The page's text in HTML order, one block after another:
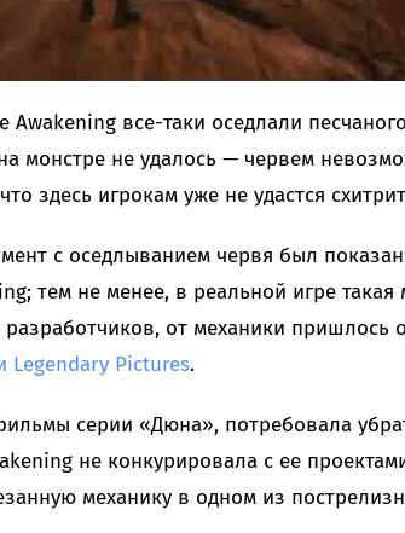
все-таки оседлали
монстре не удалось — червем
здесь игрокам уже не удастся
с оседлыванием червя был
тем не менее, в реальной игре такая
разработчиков, от механики пришлось
Legendary Pictures.
серии «Дюна», потребовала
не конкурировала с ее
механику в одном из